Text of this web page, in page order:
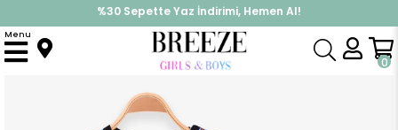
%30 Sepette Yaz İndirimi, Hemen Al!
İndirimlere ek %10 İndirimi Kap, Hemen Üye Ol!
0
Menu
Anasayfa Pijama & İç Giyim ERKEK Pijama Takımı